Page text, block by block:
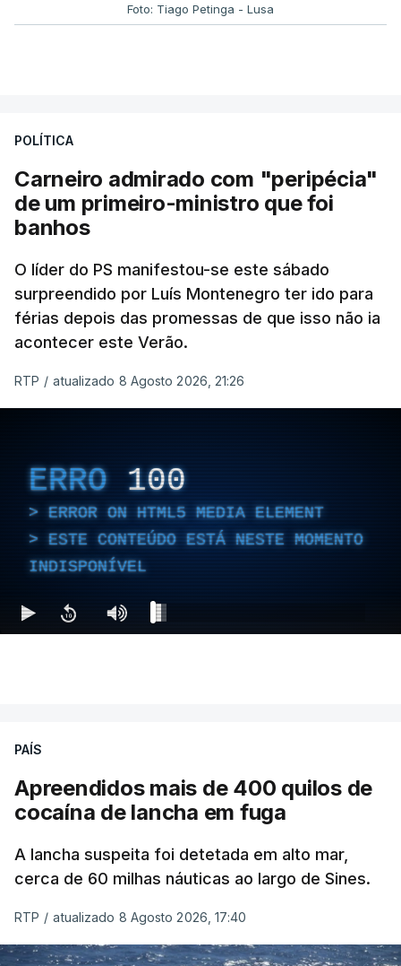
Foto: Tiago Petinga - Lusa
POLÍTICA
Carneiro admirado com "peripécia"
de um primeiro-ministro que foi
banhos
O líder do PS manifestou-se este sábado
surpreendido por Luís Montenegro ter ido para
férias depois das promessas de que isso não ia
acontecer este Verão.
RTP / atualizado 8 Agosto 2026, 21:26
ERRO 100
ERROR ON HTML5 MEDIA ELEMENT
ESTE CONTEÚDO ESTÁ NESTE MOMENTO
INDISPONÍVEL
PAÍS
Apreendidos mais de 400 quilos de
cocaína de lancha em fuga
A lancha suspeita foi detetada em alto mar,
cerca de 60 milhas náuticas ao largo de Sines.
RTP / atualizado 8 Agosto 2026, 17:40